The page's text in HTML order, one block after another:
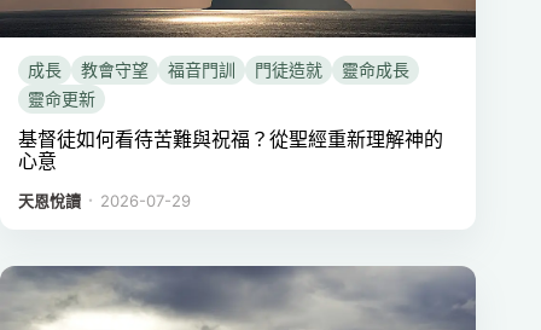
成長 教會守望 福音門訓 門徒造就
靈命成長
靈命更新
基督徒如何看待苦難與祝福？從聖經重新理解神的
心意
天恩悅讀 ． 2026-07-29